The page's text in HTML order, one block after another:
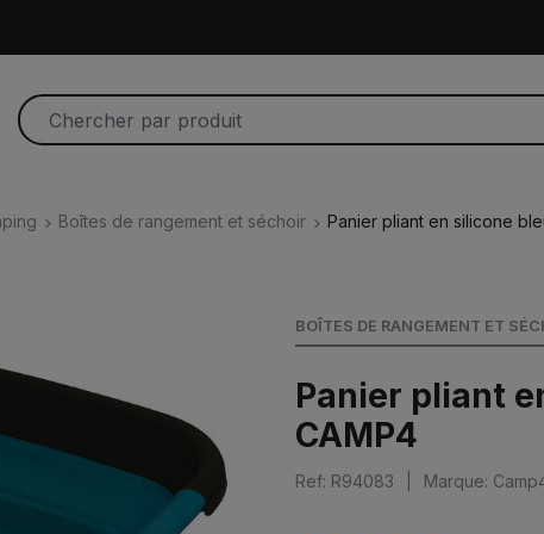
Boîtes de rangement et séchoir Panier pliant en silicone
BOÎTES DE RANGEMENT ET
Panier pliant
CAMP4
Ref: R94083 Marque: